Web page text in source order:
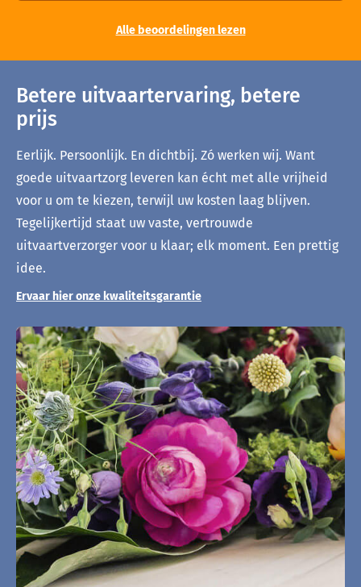
Alle beoordelingen lezen
Betere uitvaartervaring, betere
prijs
Eerlijk. Persoonlijk. En dichtbij. Zó werken wij. Want
goede uitvaartzorg leveren kan écht met alle vrijheid
voor u om te kiezen, terwijl uw kosten laag blijven.
Tegelijkertijd staat uw vaste, vertrouwde
uitvaartverzorger voor u klaar; elk moment. Een prettig
idee.
Ervaar hier onze kwaliteitsgarantie